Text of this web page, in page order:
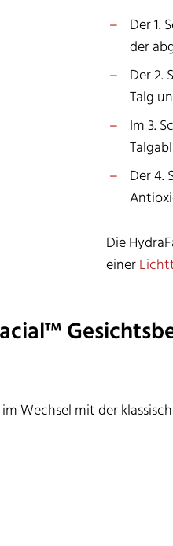
Der 1.
der
Der 2.
Talg
Im 3.
Der 4.
Die
einer
Wechsel mit der